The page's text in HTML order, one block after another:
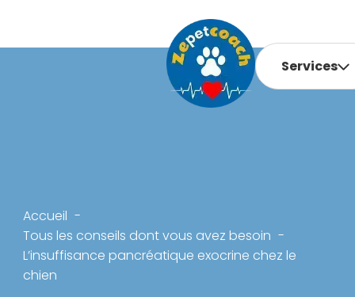
Services
Accueil
Tous les conseils dont vous avez besoin
L’insuffisance pancréatique exocrine chez le
chien